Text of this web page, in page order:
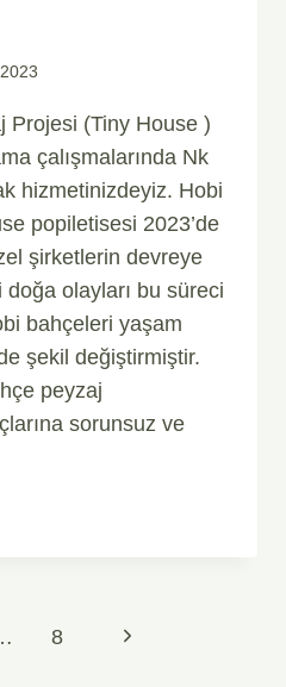
Projesi (Tiny House )
çalışmalarında Nk
hizmetinizdeyiz. Hobi
popiletisesi 2023’de
şirketlerin devreye
olayları bu süreci
bahçeleri yaşam
şekil değiştirmiştir.
peyzaj
sorunsuz ve
8
Next